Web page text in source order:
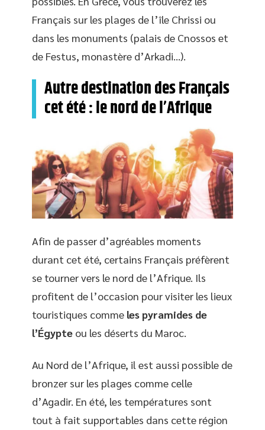
Français sur les plages de l’île Chrissi ou
dans les monuments (palais de Cnossos et
de Festus, monastère d’Arkadi…).
Autre destination des Français
cet été : le nord de l’Afrique
Afin de passer d’agréables moments
durant cet été, certains Français préfèrent
se tourner vers le nord de l’Afrique. Ils
profitent de l’occasion pour visiter les lieux
touristiques comme les pyramides de
l’Égypte ou les déserts du Maroc.
Au Nord de l’Afrique, il est aussi possible de
bronzer sur les plages comme celle
d’Agadir. En été, les températures sont
tout à fait supportables dans cette région